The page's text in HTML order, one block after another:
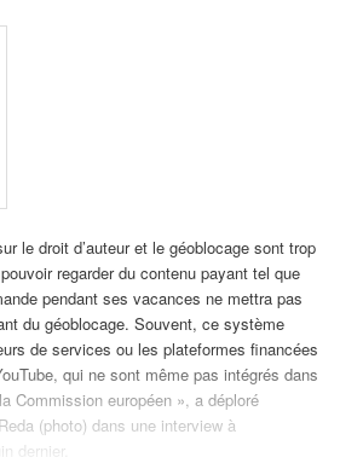
le droit d’auteur et le géoblocage sont trop
regarder du contenu payant tel que
pendant ses vacances ne mettra pas
du géoblocage. Souvent, ce système
de services ou les plateformes financées
qui ne sont même pas intégrés dans
Commission européen », a déploré
(photo) dans une interview à
dernier.